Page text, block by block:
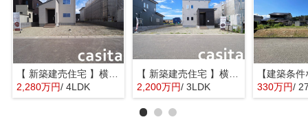
【 新築建売住宅 】横手市八幡字長者町No58 横手北小学校区のオール電化 4LDK
2,280万円/ 4LDK
【 新築建売住宅 】横手市八幡字長者町No50 横手北小学校区のオール電化 3LDK
2,200万円/ 3LDK 330万円/